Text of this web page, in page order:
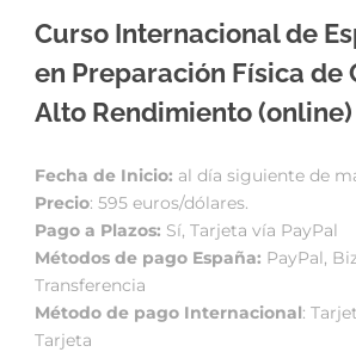
Curso Internacional de
en Preparación Física de
Alto Rendimiento (online)
Fecha de Inicio: al día siguiente de
Precio: 595 euros/dólares.
Pago a Plazos: Sí, Tarjeta vía PayPal
Métodos de pago España: PayPal,
Transferencia
Método de pago Internacional:
Tarjeta